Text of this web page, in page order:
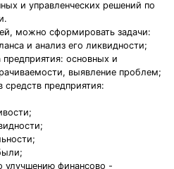
и управленческих решений по
можно сформировать задачи:
и анализ его ликвидности;
основных и
выявление проблем;
средств предприятия:
улучшению финансово -